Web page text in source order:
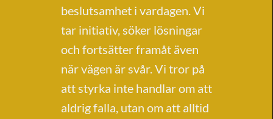
beslutsamhet i vardagen. Vi
tar initiativ, söker lösningar
och fortsätter framåt även
när vägen är svår. Vi tror på
att styrka inte handlar om att
aldrig falla, utan om att alltid